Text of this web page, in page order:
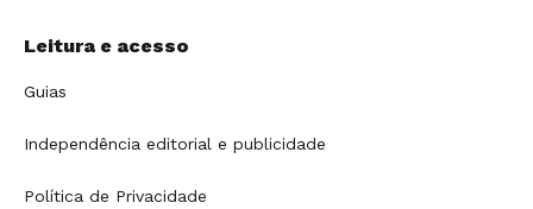
Leitura e acesso
Guias
Independência editorial e publicidade
Política de Privacidade